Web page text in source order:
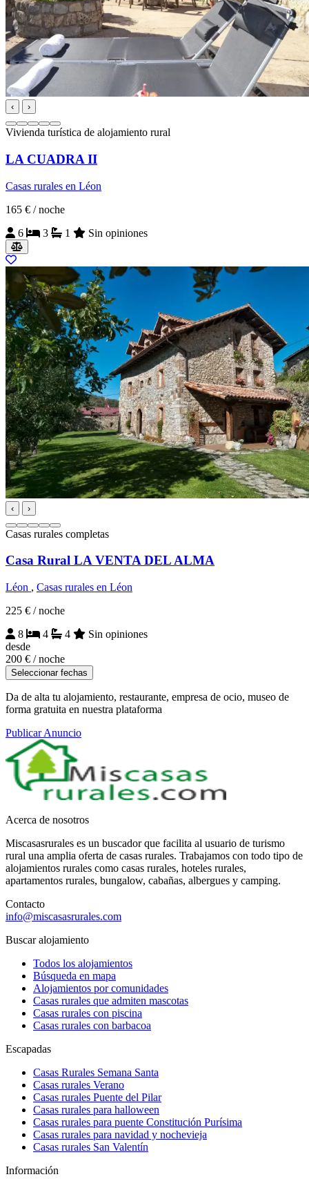
‹ ›
Vivienda turística de alojamiento rural
LA CUADRA II
Casas rurales en Léon
165 € / noche
6
3 1 Sin opiniones
‹ ›
Casas rurales completas
Casa Rural LA VENTA DEL ALMA
Léon , Casas rurales en Léon
225 € / noche
8
4 4
Sin opiniones
desde
200 € / noche
Seleccionar fechas
Da de alta tu alojamiento, restaurante, empresa de ocio, museo de
forma gratuita en nuestra plataforma
Publicar Anuncio
Acerca de nosotros
Miscasasrurales es un buscador que facilita al usuario de turismo
rural una amplia oferta de casas rurales. Trabajamos con todo tipo de
alojamientos rurales como casas rurales, hoteles rurales,
apartamentos rurales, bungalow, cabañas, albergues y camping.
Contacto
info@miscasasrurales.com
Buscar alojamiento
Todos los alojamientos
Búsqueda en mapa
Alojamientos por comunidades
Casas rurales que admiten mascotas
Casas rurales con piscina
Casas rurales con barbacoa
Escapadas
Casas Rurales Semana Santa
Casas rurales Verano
Casas rurales Puente del Pilar
Casas rurales para halloween
Casas rurales para puente Constitución Purísima
Casas rurales para navidad y nochevieja
Casas rurales San Valentín
Información